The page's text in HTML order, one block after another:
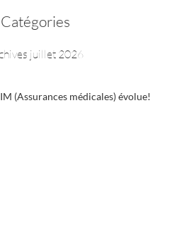
Catégories
juillet 2026
(Assurances médicales) évolue!